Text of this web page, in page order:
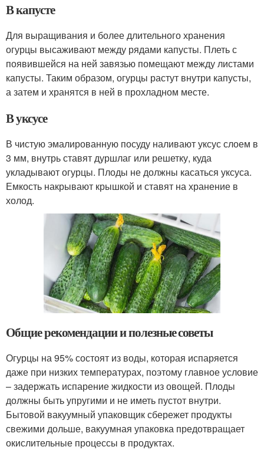
В капусте
Для выращивания и более длительного хранения
огурцы высаживают между рядами капусты. Плеть с
появившейся на ней завязью помещают между листами
капусты. Таким образом, огурцы растут внутри капусты,
а затем и хранятся в ней в прохладном месте.
В уксусе
В чистую эмалированную посуду наливают уксус слоем в
3 мм, внутрь ставят дуршлаг или решетку, куда
укладывают огурцы. Плоды не должны касаться уксуса.
Емкость накрывают крышкой и ставят на хранение в
холод.
Общие рекомендации и полезные советы
Огурцы на 95% состоят из воды, которая испаряется
даже при низких температурах, поэтому главное условие
– задержать испарение жидкости из овощей. Плоды
должны быть упругими и не иметь пустот внутри.
Бытовой вакуумный упаковщик сбережет продукты
свежими дольше, вакуумная упаковка предотвращает
окислительные процессы в продуктах.